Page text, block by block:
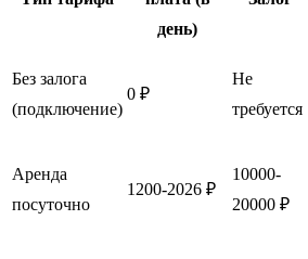
день)
Без залога
(подключение)
0 ₽
Не
требуется
Аренда
посуточно
1200-2026 ₽
10000-
20000 ₽